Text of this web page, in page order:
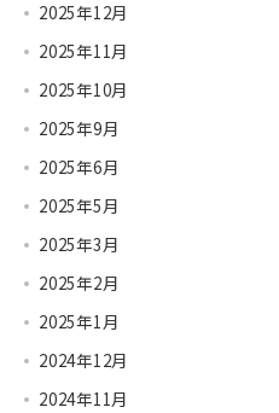
2025年12月
2025年11月
2025年10月
2025年9月
2025年6月
2025年5月
2025年3月
2025年2月
2025年1月
2024年12月
2024年11月